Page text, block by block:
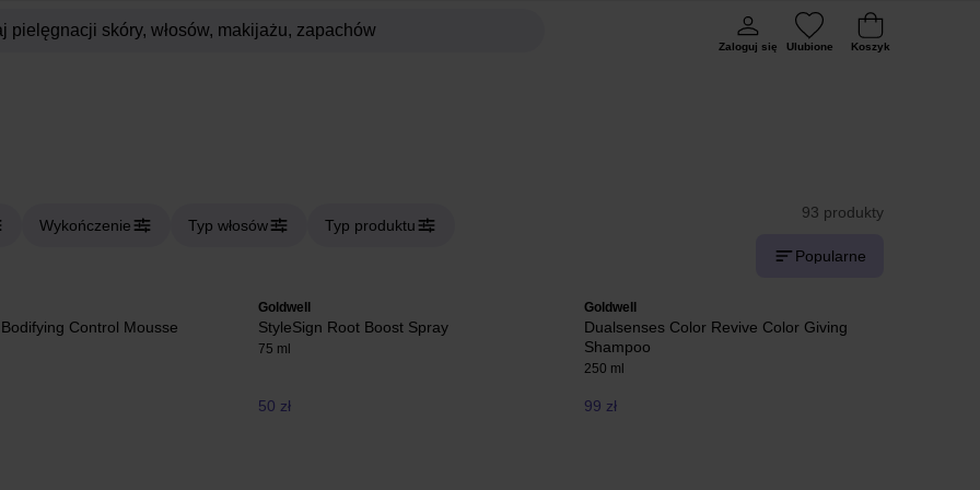
Zaloguj się Ulubione Koszyk
Wykończenie Typ włosów Typ produktu
93 produkty
Popularne
Control Mousse
Goldwell
StyleSign Root Boost Spray
75 ml
50 zł
Goldwell
Dualsenses Color Revive Color Giving
Shampoo
250 ml
99 zł